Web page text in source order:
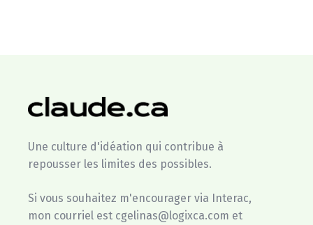
Une culture d'idéation qui contribue à
repousser les limites des possibles.
Si vous souhaitez m'encourager via Interac,
mon courriel est cgelinas@logixca.com et